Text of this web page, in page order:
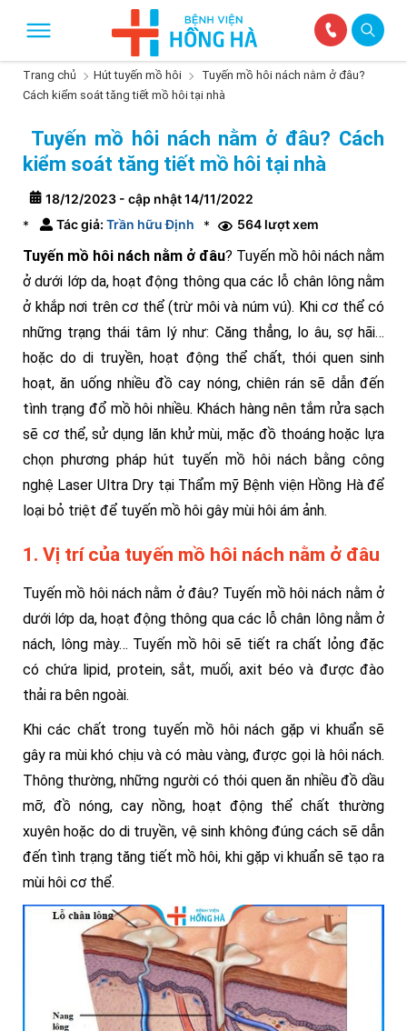
Trang chủ Hút tuyến mồ hôi
Tuyến mồ hôi nách nằm ở đâu?
Cách kiểm soát tăng tiết mồ hôi tại nhà
Tuyến mồ hôi nách nằm ở đâu? Cách
kiểm soát tăng tiết mồ hôi tại nhà
18/12/2023 - cập nhật 14/11/2022
*
Tác giả: Trần hữu Định * 564 lượt xem
Tuyến mồ hôi nách nằm ở đâu? Tuyến mồ hôi nách nằm
ở dưới lớp da, hoạt động thông qua các lỗ chân lông nằm
ở khắp nơi trên cơ thể (trừ môi và núm vú). Khi cơ thể có
những trạng thái tâm lý như: Căng thẳng, lo âu, sợ hãi…
hoặc do di truyền, hoạt động thể chất, thói quen sinh
hoạt, ăn uống nhiều đồ cay nóng, chiên rán sẽ dẫn đến
tình trạng đổ mồ hôi nhiều. Khách hàng nên tắm rửa sạch
sẽ cơ thể, sử dụng lăn khử mùi, mặc đồ thoáng hoặc lựa
chọn phương pháp hút tuyến mồ hôi nách bằng công
nghệ Laser Ultra Dry tại Thẩm mỹ Bệnh viện Hồng Hà để
loại bỏ triệt để tuyến mồ hôi gây mùi hôi ám ảnh.
1. Vị trí của tuyến mồ hôi nách nằm ở đâu
Tuyến mồ hôi nách nằm ở đâu? Tuyến mồ hôi nách nằm ở
dưới lớp da, hoạt động thông qua các lỗ chân lông nằm ở
nách, lông mày… Tuyến mồ hôi sẽ tiết ra chất lỏng đặc
có chứa lipid, protein, sắt, muối, axit béo và được đào
thải ra bên ngoài.
Khi các chất trong tuyến mồ hôi nách gặp vi khuẩn sẽ
gây ra mùi khó chịu và có màu vàng, được gọi là hôi nách.
Thông thường, những người có thói quen ăn nhiều đồ dầu
mỡ, đồ nóng, cay nồng, hoạt động thể chất thường
xuyên hoặc do di truyền, vệ sinh không đúng cách sẽ dẫn
đến tình trạng tăng tiết mồ hôi, khi gặp vi khuẩn sẽ tạo ra
mùi hôi cơ thể.